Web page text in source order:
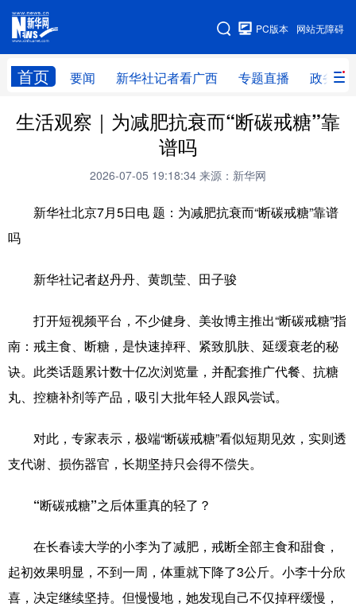
网站无障碍
PC版本
首页 要闻 新华社记者看广西 专题直播 政务信
网站地图
广西频道
新华社记者
新华网导航
学习进行时 高层 时政
国际 财经 网评 港澳
台湾 思客智库 全球连线 教育
科技 科普 体育 文化
图片 中央文件 金融 汽车
溯源中国 城市
会展 彩票 娱乐 时尚
悦读 公益 书画 一带一路
生活观察｜为减肥抗衰而“断碳戒糖”靠
谱吗
2026-07-05 19:18:34 来源：新华网
新华社北京7月5日电 题：为减肥抗衰而“断碳戒糖”靠谱
吗
新华社记者赵丹丹、黄凯莹、田子骏
打开短视频平台，不少健身、美妆博主推出“断碳戒糖”指
南：戒主食、断糖，是快速掉秤、紧致肌肤、延缓衰老的秘
诀。此类话题累计数十亿次浏览量，并配套推广代餐、抗糖
丸、控糖补剂等产品，吸引大批年轻人跟风尝试。
对此，专家表示，极端“断碳戒糖”看似短期见效，实则透
支代谢、损伤器官，长期坚持只会得不偿失。
“断碳戒糖”之后体重真的轻了？
在长春读大学的小李为了减肥，戒断全部主食和甜食，
起初效果明显，不到一周，体重就下降了3公斤。小李十分欣
喜，决定继续坚持。但慢慢地，她发现自己不仅掉秤缓慢，